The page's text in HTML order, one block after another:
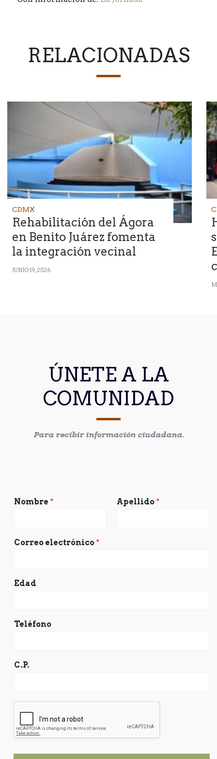
RELACIONADAS
CDMX
Rehabilitación del Ágora
en Benito Juárez fomenta
la integración vecinal
JUNIO 19, 2026
ÚNETE A LA
COMUNIDAD
Para recibir información ciudadana.
Nombre * Apellido *
Correo electrónico *
Edad
Teléfono
C.P.